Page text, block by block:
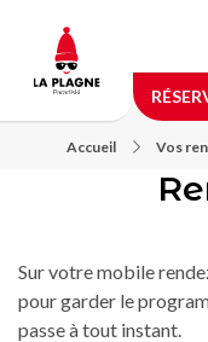
contenu
principal
Accueil Vos
Sur votre mobile
pour garder le
passe à tout instant.